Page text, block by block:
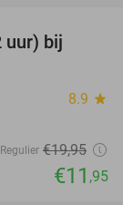
uur) bij
8.9 star
Regulier €19,95
€11 ,95